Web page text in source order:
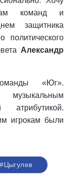
команд и
защитника
политического
Александр
«Юг».
игрокам были
#Цыгулев